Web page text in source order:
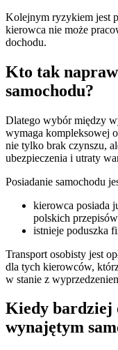
Kolejnym ryzykiem jest
kierowca nie może
dochodu.
Kto tak
samochodu?
Dlatego wybór między
wymaga kompleksowej
nie tylko brak czynszu,
ubezpieczenia i utraty
Posiadanie samochodu
kierowca posiada
polskich
istnieje poduszka
Transport osobisty jest
dla tych kierowców,
w stanie z
Kiedy bardziej
wynajętym